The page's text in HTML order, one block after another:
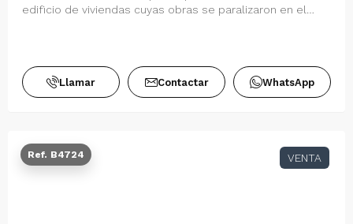
edificio de viviendas cuyas obras se paralizaron en el
Llamar Contactar WhatsApp
Ref. B4724 VENTA